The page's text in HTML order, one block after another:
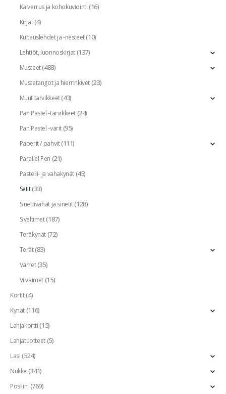
Kaiverrus ja kohokuviointi(16)
Kirjat(4)
Kultauslehdet ja -nesteet(10)
Lehtiöt, luonnoskirjat(137)
Musteet(488)
Mustetangot ja hierrinkivet(23)
Muut tarvikkeet(43)
Pan Pastel -tarvikkeet(24)
Pan Pastel -värit(95)
Paperit / pahvit(111)
Parallel Pen (21)
Pastelli- ja vahakynät(45)
Setit(33)
Sinettivahat ja sinetit(128)
Siveltimet(187)
Teräkynät(72)
Terät(83)
Varret(35)
Viivaimet(15)
Kortit(4)
Kynät(116)
Lahjakortti(15)
Lahjatuotteet(5)
Lasi(524)
Nukke (341)
Posliini (769)